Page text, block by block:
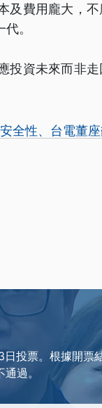
及費用龐大，
。
投資未來而非
全性、台電董
投票。根據開票
過。